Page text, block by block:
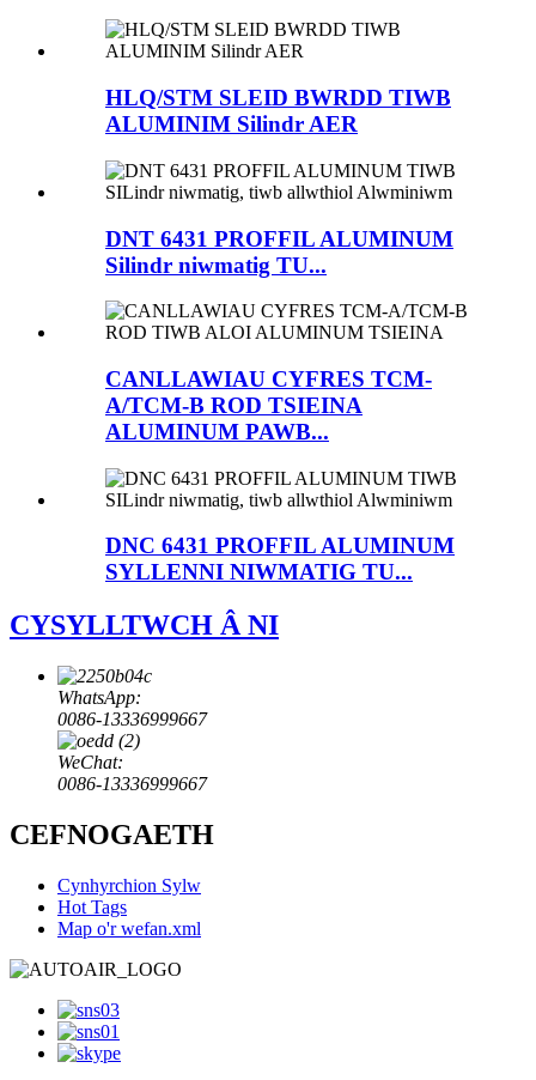
HLQ/STM SLEID BWRDD TIWB
ALUMINIM Silindr AER
DNT 6431 PROFFIL ALUMINUM
Silindr niwmatig TU...
CANLLAWIAU CYFRES TCM-
A/TCM-B ROD TSIEINA
ALUMINUM PAWB...
DNC 6431 PROFFIL ALUMINUM
SYLLENNI NIWMATIG TU...
CYSYLLTWCH Â NI
WhatsApp:
0086-13336999667
WeChat:
0086-13336999667
CEFNOGAETH
Cynhyrchion Sylw
Hot Tags
Map o'r wefan.xml